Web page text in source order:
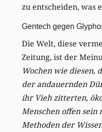
zu entscheiden, was
Gentech gegen
Die Welt, diese
Zeitung, ist der
Wochen wie diesen,
der andauernden
ihr Vieh zitterten,
Menschen offen sein
Methoden der